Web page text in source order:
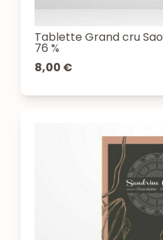
Tablette Grand cru
76 %
8,00 €